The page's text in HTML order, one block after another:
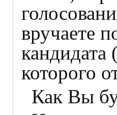
вручаете
кандидата
которого
Как Вы